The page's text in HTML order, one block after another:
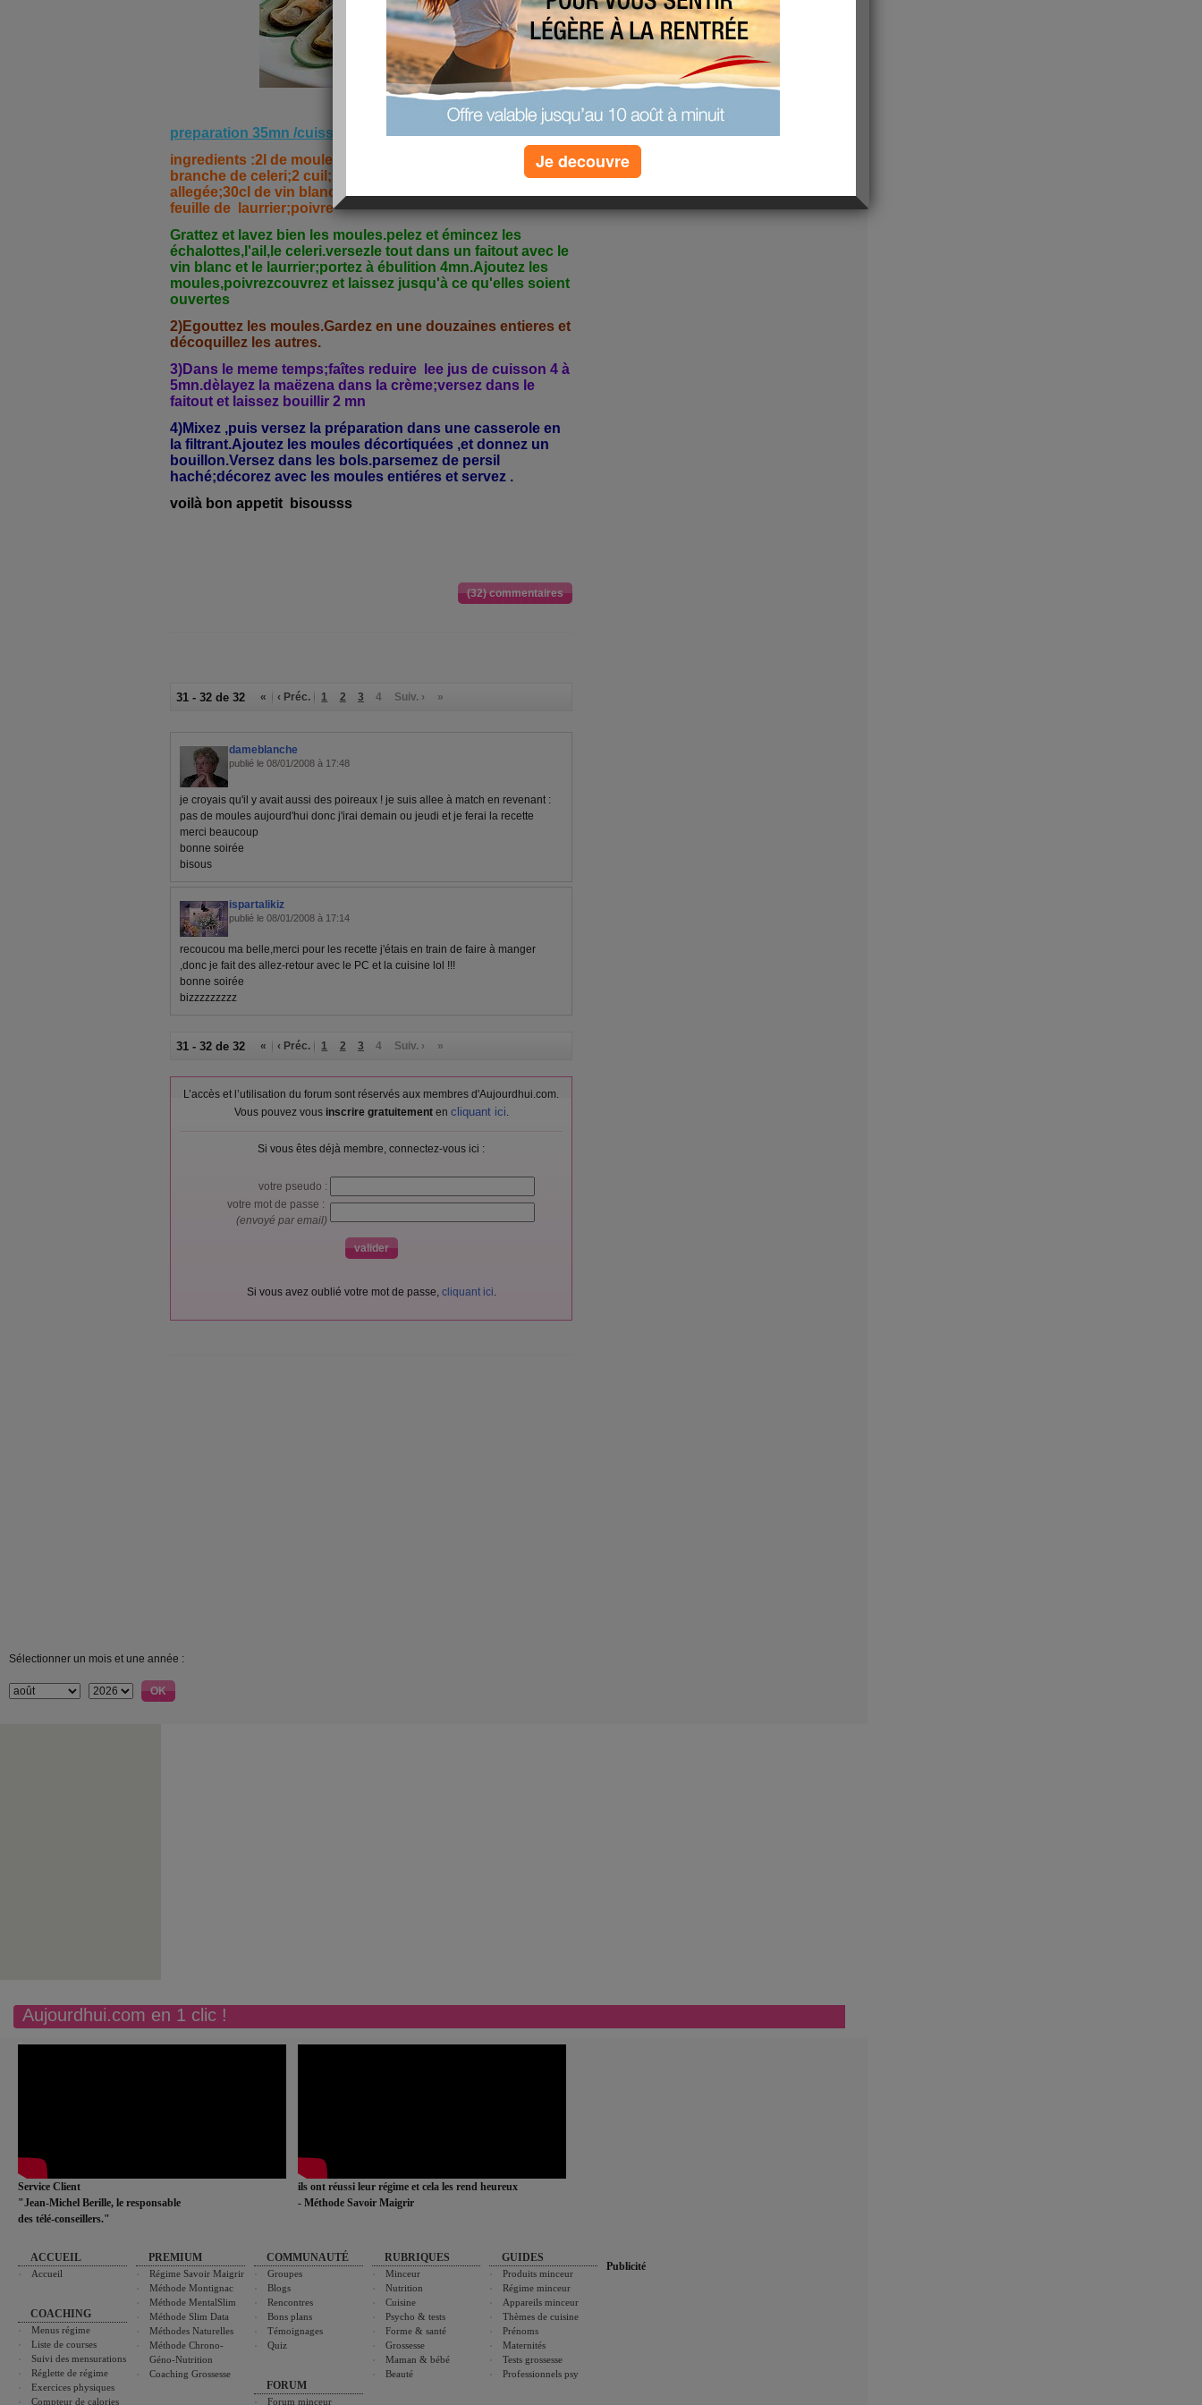
preparation 35mn /cuisson25mn ;pour 6 personnes
ingredients :2l de moules;2 échalottes;3 gousses d'ail;1
branche de celeri;2 cuil; a soupe de persil;40cl de creme
allegée;30cl de vin blanc sec;1 cuil a soupe de maëzena;1
feuille de laurrier;poivre
Grattez et lavez bien les moules.pelez et émincez les
échalottes,l'ail,le celeri.versezle tout dans un faitout avec le
vin blanc et le laurrier;portez à ébulition 4mn.Ajoutez les
moules,poivrezcouvrez et laissez jusqu'à ce qu'elles soient
ouvertes
2)Egouttez les moules.Gardez en une douzaines entieres et
décoquillez les autres.
3)Dans le meme temps;faîtes reduire lee jus de cuisson 4 à
5mn.dèlayez la maëzena dans la crème;versez dans le
faitout et laissez bouillir 2 mn
4)Mixez ,puis versez la préparation dans une casserole en
la filtrant.Ajoutez les moules décortiquées ,et donnez un
bouillon.Versez dans les bols.parsemez de persil
haché;décorez avec les moules entiéres et servez .
voilà bon appetit bisousss
(32) commentaires
31 - 32 de 32 « ‹ Préc. 1 2 3 4 Suiv. › »
dameblanche
publié le 08/01/2008 à 17:48
je croyais qu'il y avait aussi des poireaux ! je suis allee à match en revenant :
pas de moules aujourd'hui donc j'irai demain ou jeudi et je ferai la recette
merci beaucoup
bonne soirée
bisous
ispartalikiz
publié le 08/01/2008 à 17:14
recoucou ma belle,merci pour les recette j'étais en train de faire à manger
,donc je fait des allez-retour avec le PC et la cuisine lol !!!
bonne soirée
bizzzzzzzzz
31 - 32 de 32 « ‹ Préc. 1 2 3 4 Suiv. › »
L’accès et l’utilisation du forum sont réservés aux membres d'Aujourdhui.com.
Vous pouvez vous inscrire gratuitementen cliquant ici.
Si vous êtes déjà membre, connectez-vous ici :
votre pseudo :
votre mot de passe :
(envoyé par email)
Si vous avez oublié votre mot de passe, cliquant ici.
Sélectionner un mois et une année :
Aujourdhui.com en 1 clic !
Service Client
"Jean-Michel Berille, le responsable
des télé-conseillers."
ils ont réussi leur régime et cela les rend heureux
- Méthode Savoir Maigrir
ACCUEIL
Accueil
COACHING
Menus régime
Liste de courses
Suivi des mensurations
Réglette de régime
Exercices physiques
Compteur de calories
PREMIUM
Régime Savoir Maigrir
Méthode Montignac
Méthode MentalSlim
Méthode Slim Data
Méthodes Naturelles
Méthode Chrono-
Géno-Nutrition
Coaching Grossesse
COMMUNAUTÉ
Groupes
Blogs
Rencontres
Bons plans
Témoignages
Quiz
FORUM
Forum minceur
RUBRIQUES
Minceur
Nutrition
Cuisine
Psycho & tests
Forme & santé
Grossesse
Maman & bébé
Beauté
GUIDES
Produits minceur
Régime minceur
Appareils minceur
Thèmes de cuisine
Prénoms
Maternités
Tests grossesse
Professionnels psy
Publicité
Je decouvre